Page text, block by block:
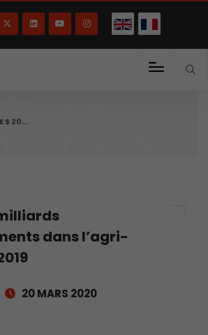
$ 20…
dans l’agri-
20 MARS 2020
English(English)